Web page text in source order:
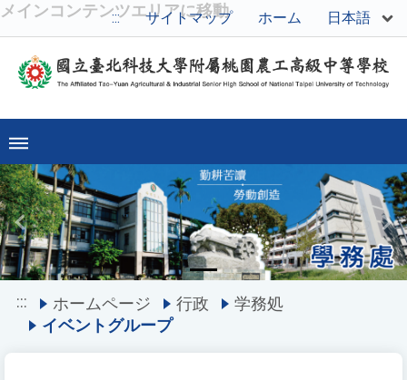
メインコンテンツエリアに移動
::: サイトマップ ホーム 日本語
Previous
::: ホームページ 行政
学務処
イベントグループ